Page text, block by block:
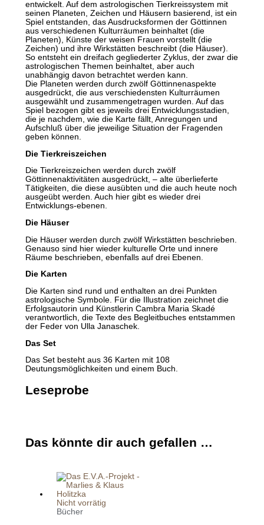
entwickelt. Auf dem astrologischen Tierkreissystem mit
seinen Planeten, Zeichen und Häusern basierend, ist ein
Spiel entstanden, das Ausdrucksformen der Göttinnen
aus verschiedenen Kulturräumen beinhaltet (die
Planeten), Künste der weisen Frauen vorstellt (die
Zeichen) und ihre Wirkstätten beschreibt (die Häuser).
So entsteht ein dreifach gegliederter Zyklus, der zwar die
astrologischen Themen beinhaltet, aber auch
unabhängig davon betrachtet werden kann.
Die Planeten werden durch zwölf Göttinnenaspekte
ausgedrückt, die aus verschiedensten Kulturräumen
ausgewählt und zusammengetragen wurden. Auf das
Spiel bezogen gibt es jeweils drei Entwicklungsstadien,
die je nachdem, wie die Karte fällt, Anregungen und
Aufschluß über die jeweilige Situation der Fragenden
geben können.
Die Tierkreiszeichen
Die Tierkreiszeichen werden durch zwölf
Göttinnenaktivitäten ausgedrückt, – alte überlieferte
Tätigkeiten, die diese ausübten und die auch heute noch
ausgeübt werden. Auch hier gibt es wieder drei
Entwicklungs-ebenen.
Die Häuser
Die Häuser werden durch zwölf Wirkstätten beschrieben.
Genauso sind hier wieder kulturelle Orte und innere
Räume beschrieben, ebenfalls auf drei Ebenen.
Die Karten
Die Karten sind rund und enthalten an drei Punkten
astrologische Symbole. Für die Illustration zeichnet die
Erfolgsautorin und Künstlerin Cambra Maria Skadé
verantwortlich, die Texte des Begleitbuches entstammen
der Feder von Ulla Janaschek.
Das Set
Das Set besteht aus 36 Karten mit 108
Deutungsmöglichkeiten und einem Buch.
Leseprobe
Das könnte dir auch gefallen …
Nicht vorrätig
Bücher